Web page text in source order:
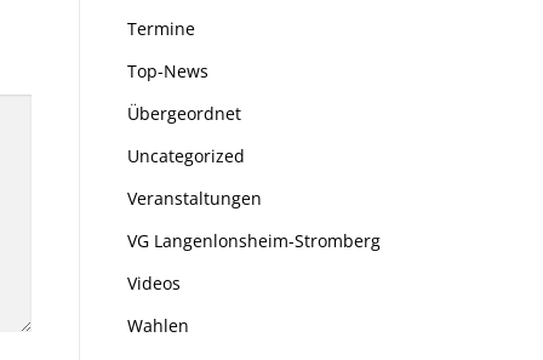
Termine
Top-News
Übergeordnet
Uncategorized
Veranstaltungen
VG Langenlonsheim-Stromberg
Videos
Wahlen